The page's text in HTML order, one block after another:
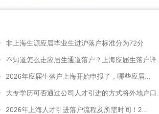
非上海生源应届毕业生进沪落户标准分为72分
不知道怎么走应届生通道落户？上海应届生落户详...
2026年应届生落户上海开始申报了，哪些应届...
大专学历可否通过公司人才引进的方式将外地户口...
2026年上海人才引进落户流程及所需时间！2...